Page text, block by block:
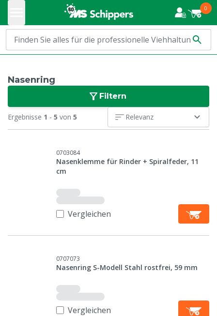
0
Nasenring
Filtern
Ergebnisse 1 - 5 von 5 Relevanz
0703084
Nasenklemme für Rinder + Spiralfeder, 11
cm
Vergleichen
0707073
Nasenring S-Modell Stahl rostfrei, 59 mm
Vergleichen